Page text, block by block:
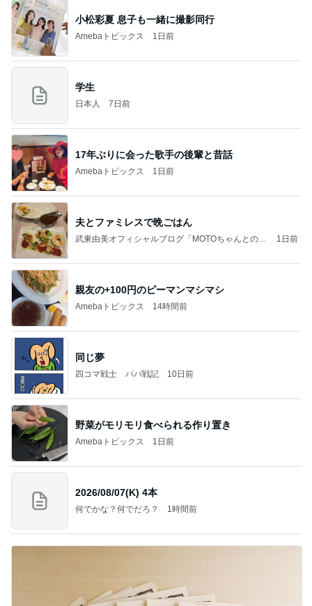
小松彩夏 息子も一緒に撮影同行
Amebaトピックス 1日前
学生
日本人 7日前
17年ぶりに会った歌手の後輩と昔話
Amebaトピックス 1日前
夫とファミレスで晩ごはん
武東由美オフィシャルブログ「MOTOちゃんとのは
1日前
親友の+100円のピーマンマシマシ
Amebaトピックス 14時間前
同じ夢
四コマ戦士 パパ戦記 10日前
野菜がモリモリ食べられる作り置き
Amebaトピックス 1日前
2026/08/07(K) 4本
何でかな？何でだろ？ 1時間前